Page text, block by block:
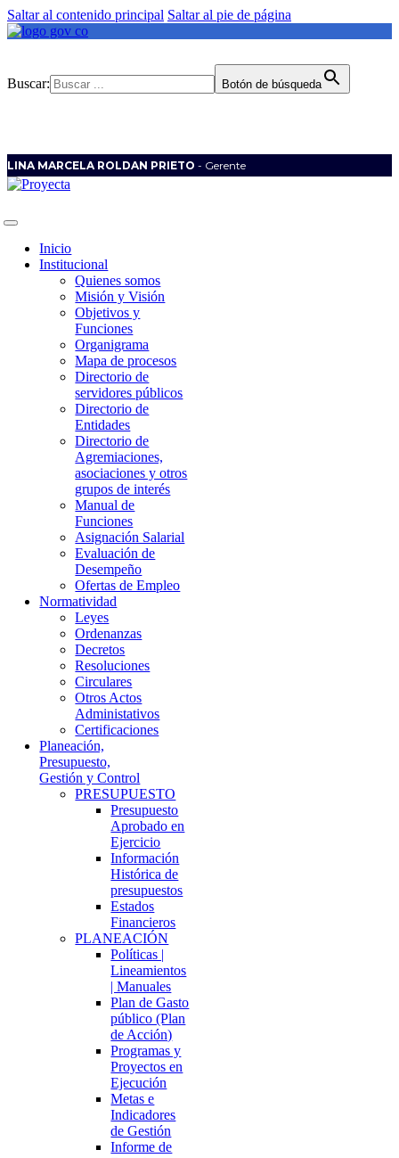
Saltar al contenido principal Saltar al pie de página
Buscar: Botón de búsqueda
LINA MARCELA ROLDAN PRIETO - Gerente
Inicio
Institucional
Quienes somos
Misión y Visión
Objetivos y
Funciones
Organigrama
Mapa de procesos
Directorio de
servidores públicos
Directorio de
Entidades
Directorio de
Agremiaciones,
asociaciones y otros
grupos de interés
Manual de
Funciones
Asignación Salarial
Evaluación de
Desempeño
Ofertas de Empleo
Normatividad
Leyes
Ordenanzas
Decretos
Resoluciones
Circulares
Otros Actos
Administativos
Certificaciones
Planeación,
Presupuesto,
Gestión y Control
PRESUPUESTO
Presupuesto
Aprobado en
Ejercicio
Información
Histórica de
presupuestos
Estados
Financieros
PLANEACIÓN
Políticas |
Lineamientos
| Manuales
Plan de Gasto
público (Plan
de Acción)
Programas y
Proyectos en
Ejecución
Metas e
Indicadores
de Gestión
Informe de